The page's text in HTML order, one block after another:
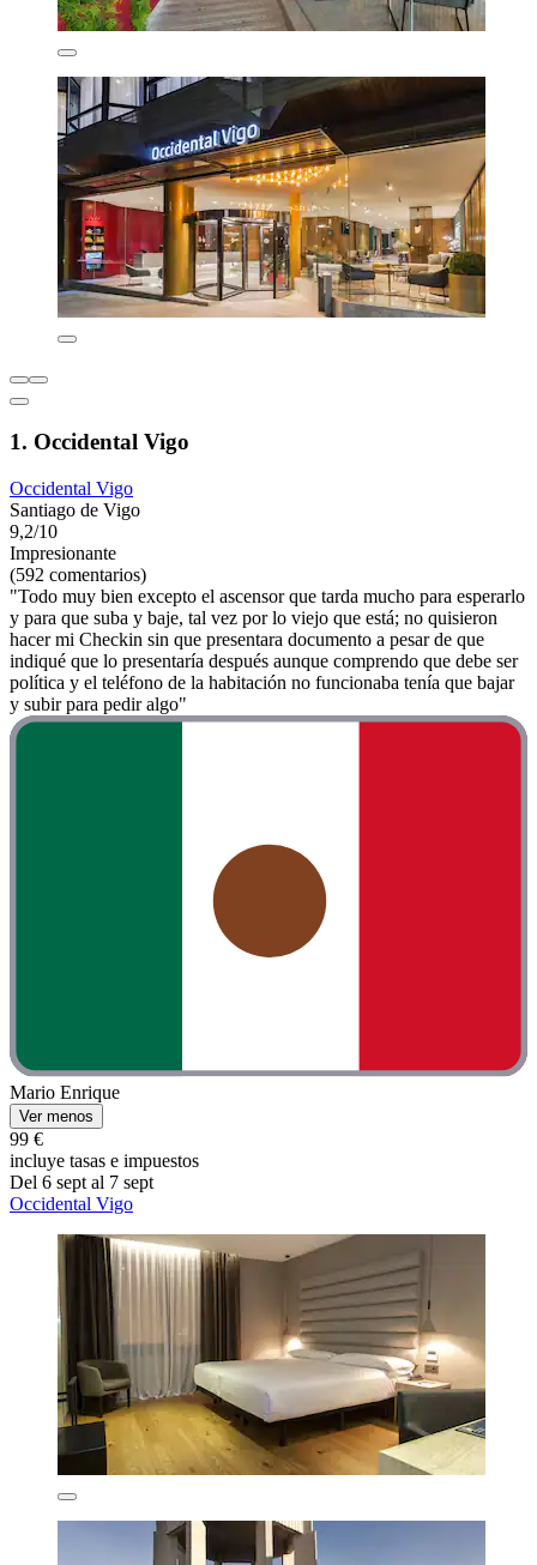
1. Occidental Vigo
Occidental Vigo
Santiago de Vigo
9,2/10
Impresionante
(592 comentarios)
"Todo muy bien excepto el ascensor que tarda mucho para esperarlo
y para que suba y baje, tal vez por lo viejo que está; no quisieron
hacer mi Checkin sin que presentara documento a pesar de que
indiqué que lo presentaría después aunque comprendo que debe ser
política y el teléfono de la habitación no funcionaba tenía que bajar
y subir para pedir algo"
Mario Enrique
Ver menos
99 €
incluye tasas e impuestos
Del 6 sept al 7 sept
Occidental Vigo